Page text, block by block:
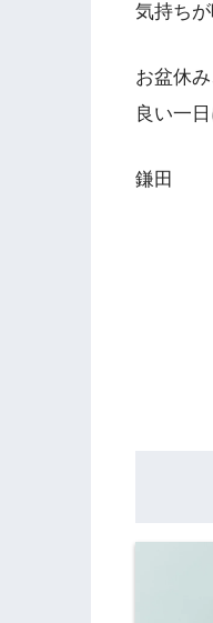
気持ち
お盆休
良い一
鎌田